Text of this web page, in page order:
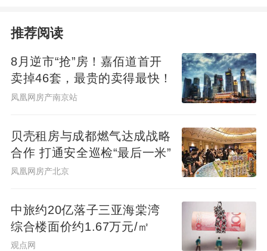
今年上半年房地产市场整体止跌回稳，尤其
以上海为代表的城市，高端住宅热度不减，
上半年，瑞安房地产的上海标杆项目也表现
良好，期内合约销售额34.73亿元，同比显著
增长了457%，其中住宅销售额32.9亿元，商
业物业销售额1.83亿元，主要源于翠湖天地·
六核项目9套联排别墅的预售，部分来自武汉
推荐阅读
8月逆市“抢”房！嘉佰道首开
卖掉46套，最贵的卖得最快！
凤凰网房产南京站
贝壳租房与成都燃气达成战略
合作 打通安全巡检“最后一米”
凤凰网房产北京
中旅约20亿落子三亚海棠湾
综合楼面价约1.67万元/㎡
观点网